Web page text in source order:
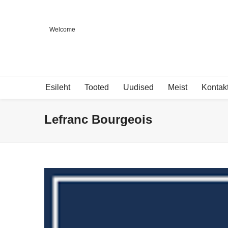
Welcome
Esileht Tooted Uudised Meist
Lefranc Bourgeois